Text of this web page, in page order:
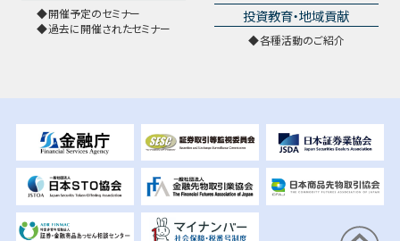
開催予定のセミナー
過去に開催されたセミナー
投資教育・地域貢献
各種活動のご紹介